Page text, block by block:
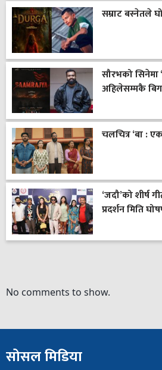
सम्राट बस्नेतले
सौरभको सिनेमा
अहिलेसम्मकै
चलचित्र ‘बा :
‘जदौ’को शीर्ष
प्रदर्शन मिति
No comments to show.
सोसल मिडिया